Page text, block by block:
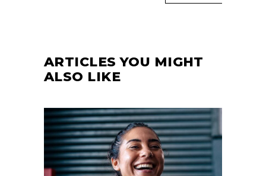
ARTICLES YOU MIGHT
ALSO LIKE